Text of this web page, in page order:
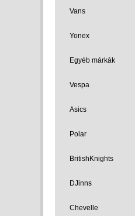
Vans
Yonex
Egyéb márkák
Vespa
Asics
Polar
BritishKnights
DJinns
Chevelle